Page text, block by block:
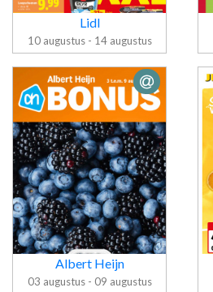
Folder Lidl
Lidl
10 augustus - 14 augustus
Albert Heijn
03 augustus - 09 augustus